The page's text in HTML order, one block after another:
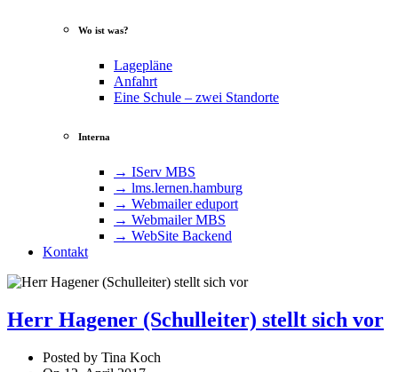
Wo ist was?
Lagepläne
Anfahrt
Eine Schule – zwei Standorte
Interna
→ IServ MBS
→ lms​.ler​nen​.ham​burg
→ Webmailer eduport
→ Webmailer MBS
→ WebSite Backend
Kontakt
Herr Hagener (Schulleiter) stellt sich vor
Posted by Tina Koch